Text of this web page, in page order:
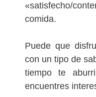
«satisfecho/
comida.
Puede que
con un tipo de
tiempo te
encuentres